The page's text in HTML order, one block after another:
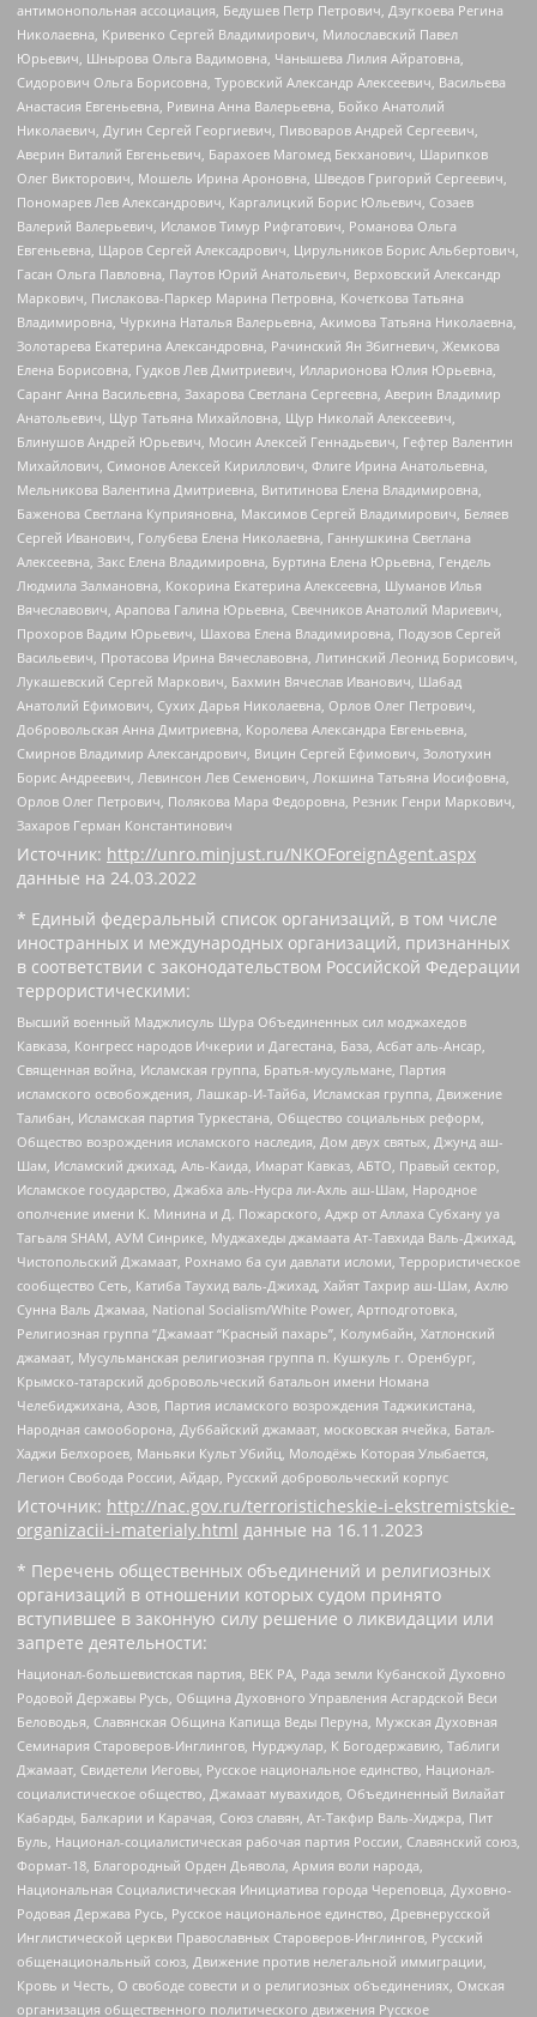
антимонопольная ассоциация, Бедушев Петр Петрович, Дзугкоева Регина
Николаевна, Кривенко Сергей Владимирович, Милославский Павел
Юрьевич, Шнырова Ольга Вадимовна, Чанышева Лилия Айратовна,
Сидорович Ольга Борисовна, Туровский Александр Алексеевич, Васильева
Анастасия Евгеньевна, Ривина Анна Валерьевна, Бойко Анатолий
Николаевич, Дугин Сергей Георгиевич, Пивоваров Андрей Сергеевич,
Аверин Виталий Евгеньевич, Барахоев Магомед Бекханович, Шарипков
Олег Викторович, Мошель Ирина Ароновна, Шведов Григорий Сергеевич,
Пономарев Лев Александрович, Каргалицкий Борис Юльевич, Созаев
Валерий Валерьевич, Исламов Тимур Рифгатович, Романова Ольга
Евгеньевна, Щаров Сергей Алексадрович, Цирульников Борис Альбертович,
Гасан Ольга Павловна, Паутов Юрий Анатольевич, Верховский Александр
Маркович, Пислакова-Паркер Марина Петровна, Кочеткова Татьяна
Владимировна, Чуркина Наталья Валерьевна, Акимова Татьяна Николаевна,
Золотарева Екатерина Александровна, Рачинский Ян Збигневич, Жемкова
Елена Борисовна, Гудков Лев Дмитриевич, Илларионова Юлия Юрьевна,
Саранг Анна Васильевна, Захарова Светлана Сергеевна, Аверин Владимир
Анатольевич, Щур Татьяна Михайловна, Щур Николай Алексеевич,
Блинушов Андрей Юрьевич, Мосин Алексей Геннадьевич, Гефтер Валентин
Михайлович, Симонов Алексей Кириллович, Флиге Ирина Анатольевна,
Мельникова Валентина Дмитриевна, Вититинова Елена Владимировна,
Баженова Светлана Куприяновна, Максимов Сергей Владимирович, Беляев
Сергей Иванович, Голубева Елена Николаевна, Ганнушкина Светлана
Алексеевна, Закс Елена Владимировна, Буртина Елена Юрьевна, Гендель
Людмила Залмановна, Кокорина Екатерина Алексеевна, Шуманов Илья
Вячеславович, Арапова Галина Юрьевна, Свечников Анатолий Мариевич,
Прохоров Вадим Юрьевич, Шахова Елена Владимировна, Подузов Сергей
Васильевич, Протасова Ирина Вячеславовна, Литинский Леонид Борисович,
Лукашевский Сергей Маркович, Бахмин Вячеслав Иванович, Шабад
Анатолий Ефимович, Сухих Дарья Николаевна, Орлов Олег Петрович,
Добровольская Анна Дмитриевна, Королева Александра Евгеньевна,
Смирнов Владимир Александрович, Вицин Сергей Ефимович, Золотухин
Борис Андреевич, Левинсон Лев Семенович, Локшина Татьяна Иосифовна,
Орлов Олег Петрович, Полякова Мара Федоровна, Резник Генри Маркович,
Захаров Герман Константинович
Источник: http://unro.minjust.ru/NKOForeignAgent.aspx
данные на 24.03.2022
* Единый федеральный список организаций, в том числе
иностранных и международных организаций, признанных
в соответствии с законодательством Российской Федерации
террористическими:
Высший военный Маджлисуль Шура Объединенных сил моджахедов
Кавказа, Конгресс народов Ичкерии и Дагестана, База, Асбат аль-Ансар,
Священная война, Исламская группа, Братья-мусульмане, Партия
исламского освобождения, Лашкар-И-Тайба, Исламская группа, Движение
Талибан, Исламская партия Туркестана, Общество социальных реформ,
Общество возрождения исламского наследия, Дом двух святых, Джунд аш-
Шам, Исламский джихад, Аль-Каида, Имарат Кавказ, АБТО, Правый сектор,
Исламское государство, Джабха аль-Нусра ли-Ахль аш-Шам, Народное
ополчение имени К. Минина и Д. Пожарского, Аджр от Аллаха Субхану уа
Тагьаля SHAM, АУМ Синрике, Муджахеды джамаата Ат-Тавхида Валь-Джихад,
Чистопольский Джамаат, Рохнамо ба суи давлати исломи, Террористическое
сообщество Сеть, Катиба Таухид валь-Джихад, Хайят Тахрир аш-Шам, Ахлю
Сунна Валь Джамаа, National Socialism/White Power, Артподготовка,
Религиозная группа “Джамаат “Красный пахарь”, Колумбайн, Хатлонский
джамаат, Мусульманская религиозная группа п. Кушкуль г. Оренбург,
Крымско-татарский добровольческий батальон имени Номана
Челебиджихана, Азов, Партия исламского возрождения Таджикистана,
Народная самооборона, Дуббайский джамаат, московская ячейка, Батал-
Хаджи Белхороев, Маньяки Культ Убийц, Молодёжь Которая Улыбается,
Легион Свобода России, Айдар, Русский добровольческий корпус
Источник: http://nac.gov.ru/terroristicheskie-i-ekstremistskie-
organizacii-i-materialy.html данные на 16.11.2023
* Перечень общественных объединений и религиозных
организаций в отношении которых судом принято
вступившее в законную силу решение о ликвидации или
запрете деятельности:
Национал-большевистская партия, ВЕК РА, Рада земли Кубанской Духовно
Родовой Державы Русь, Община Духовного Управления Асгардской Веси
Беловодья, Славянская Община Капища Веды Перуна, Мужская Духовная
Семинария Староверов-Инглингов, Нурджулар, К Богодержавию, Таблиги
Джамаат, Свидетели Иеговы, Русское национальное единство, Национал-
социалистическое общество, Джамаат мувахидов, Объединенный Вилайат
Кабарды, Балкарии и Карачая, Союз славян, Ат-Такфир Валь-Хиджра, Пит
Буль, Национал-социалистическая рабочая партия России, Славянский союз,
Формат-18, Благородный Орден Дьявола, Армия воли народа,
Национальная Социалистическая Инициатива города Череповца, Духовно-
Родовая Держава Русь, Русское национальное единство, Древнерусской
Инглистической церкви Православных Староверов-Инглингов, Русский
общенациональный союз, Движение против нелегальной иммиграции,
Кровь и Честь, О свободе совести и о религиозных объединениях, Омская
организация общественного политического движения Русское